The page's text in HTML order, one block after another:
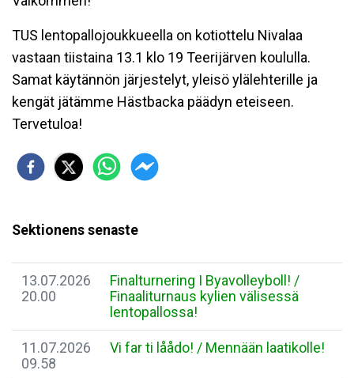
TUS lentopallojoukkueella on kotiottelu Nivalaa
vastaan tiistaina 13.1 klo 19 Teerijärven koululla.
Samat käytännön järjestelyt, yleisö ylälehterille ja
kengät jätämme Hästbacka päädyn eteiseen.
Tervetuloa!
Sektionens senaste
13.07.2026
20.00
Finalturnering I Byavolleyboll! /
Finaaliturnaus kylien välisessä
lentopallossa!
11.07.2026
09.58
Vi far ti låådo! / Mennään laatikolle!